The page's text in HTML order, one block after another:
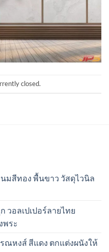
closed.
มสีทอง พื้นขาว วัสดุไวนิล
วอลเปเปอร์ลายไทย
พระ
รณหงส์ สีแดง ตกแต่งผนังให้